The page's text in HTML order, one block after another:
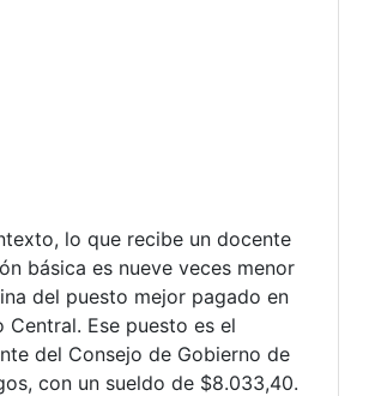
lo que recibe un docente
básica es nueve veces menor
del puesto mejor pagado en
Central. Ese puesto es el
del Consejo de Gobierno de
con un sueldo de $8.033,40.